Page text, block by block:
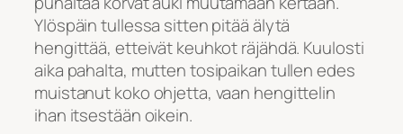
Ylöspäin tullessa sitten pitää älytä
hengittää, etteivät keuhkot räjähdä. Kuulosti
aika pahalta, mutten tosipaikan tullen edes
muistanut koko ohjetta, vaan hengittelin
ihan itsestään oikein.